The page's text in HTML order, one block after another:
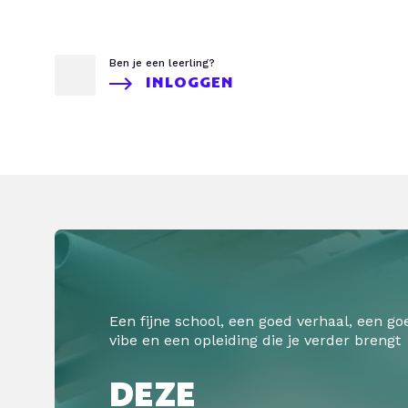
Ben je een leerling?
INLOGGEN
Een fijne school, een goed verhaal, een
vibe en een opleiding die je verder brengt
DEZE